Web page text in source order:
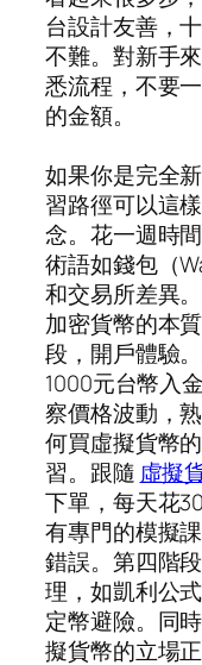
台設計友善，
不難。對新手
悉流程，不要
的金額。
如果你是完全
習路徑可以這
念。花一週時
術語如錢包（
和交易所差異
加密貨幣的本
段，開戶體驗
1000元台幣入
察價格波動，
何買虛擬貨幣
習。跟隨 虛擬
下單，每天花
有專門的模擬
錯誤。第四階
理，如凱利公
定幣避險。同
擬貨幣的立場